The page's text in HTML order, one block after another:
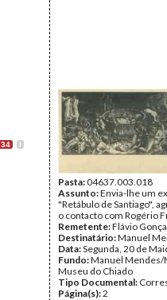
34 I
Pasta:04637.003.018
Assunto:Envia-lhe um
"Retábulo de Santiago",
o contacto com Rogério
Remetente:Flávio
Destinatário:Manuel
Data:Segunda, 20 de
Fundo:Manuel Mendes/
Museu do Chiado
Tipo Documental:
Página(s):2